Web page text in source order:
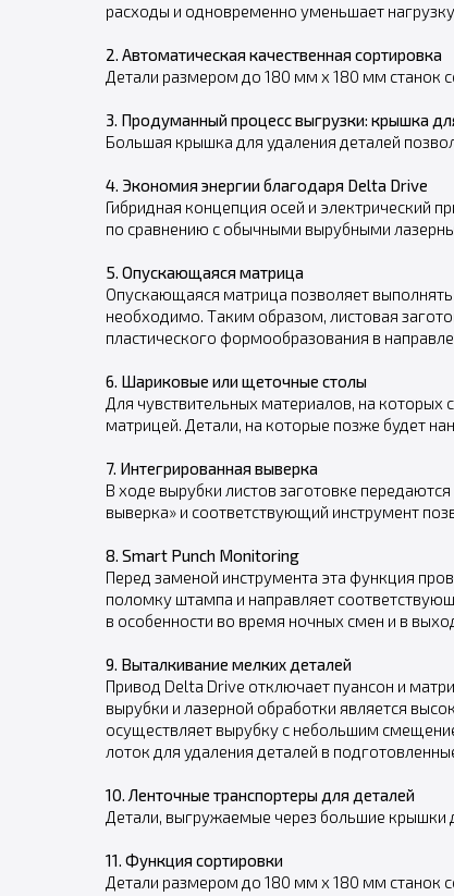
расходы и одновременно уменьшает
2. Автоматическая качественная сортировка
Детали размером до 180 мм x 180 мм станок
3. Продуманный процесс выгрузки: крышка
Большая крышка для удаления деталей
4. Экономия энергии благодаря Delta Drive
Гибридная концепция осей и электрический
по сравнению с обычными вырубными
5. Опускающаяся матрица
Опускающаяся матрица позволяет
необходимо. Таким образом, листовая
пластического формообразования в
6. Шариковые или щеточные столы
Для чувствительных материалов, на
матрицей. Детали, на которые позже будет
7. Интегрированная выверка
В ходе вырубки листов заготовке
выверка» и соответствующий инструмент
8. Smart Punch Monitoring
Перед заменой инструмента эта функция
поломку штампа и направляет
в особенности во время ночных смен и в
9. Выталкивание мелких деталей
Привод Delta Drive отключает пуансон и
вырубки и лазерной обработки является
осуществляет вырубку с небольшим
лоток для удаления деталей в
10. Ленточные транспортеры для деталей
Детали, выгружаемые через большие
11. Функция сортировки
Детали размером до 180 мм x 180 мм станок